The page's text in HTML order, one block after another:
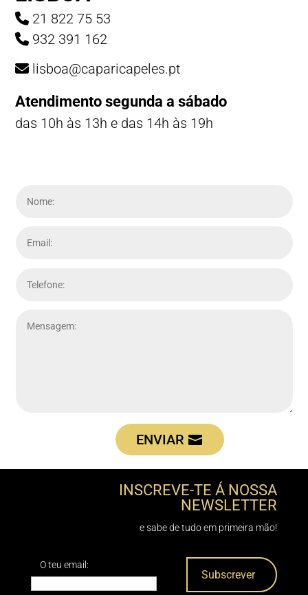
21 822 75 53
932 391 162
lisboa@caparicapeles.pt
Atendimento segunda a sábado
das 10h às 13h e das 14h às 19h
ENVIAR
INSCREVE-TE Á NOSSA
NEWSLETTER
e sabe de tudo em primeira mão!
O teu email: